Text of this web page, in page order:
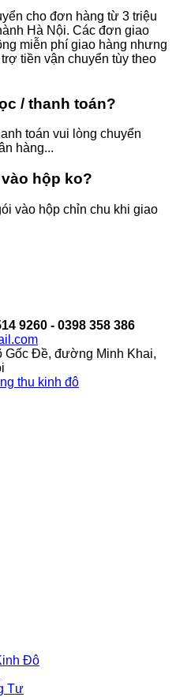
cho đơn hàng từ 3 triệu
Hà Nội. Các đơn giao
miễn phí giao hàng nhưng
tiền vận chuyển tùy theo
/ thanh toán?
toán vui lòng chuyển
hàng...
hộp ko?
vào hộp chỉn chu khi giao
9260 - 0398 358 386
Gốc Đề, đường Minh Khai,
thu kinh đô
Đô
Tư